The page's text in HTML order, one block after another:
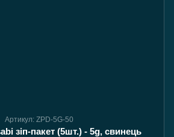
Артикул: ZPD-5G-50
зіп-пакет (5шт.) - 5g, свинець